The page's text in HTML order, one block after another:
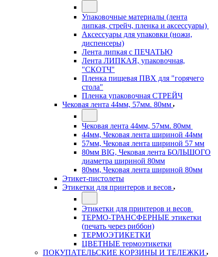
Упаковочные материалы (лента
липкая, стрейч, пленка и аксессуары)
Аксессуары для упаковки (ножи,
диспенсеры)
Лента липкая с ПЕЧАТЬЮ
Лента ЛИПКАЯ, упаковочная,
"СКОТЧ"
Пленка пищевая ПВХ для "горячего
стола"
Пленка упаковочная СТРЕЙЧ
Чековая лента 44мм, 57мм. 80мм
Чековая лента 44мм, 57мм. 80мм
44мм, Чековая лента шириной 44мм
57мм, Чековая лента шириной 57 мм
80мм BIG, Чековая лента БОЛЬШОГО
диаметра шириной 80мм
80мм, Чековая лента шириной 80мм
Этикет-пистолеты
Этикетки для принтеров и весов
Этикетки для принтеров и весов
ТЕРМО-ТРАНСФЕРНЫЕ этикетки
(печать через риббон)
ТЕРМОЭТИКЕТКИ
ЦВЕТНЫЕ термоэтикетки
ПОКУПАТЕЛЬСКИЕ КОРЗИНЫ И ТЕЛЕЖКИ